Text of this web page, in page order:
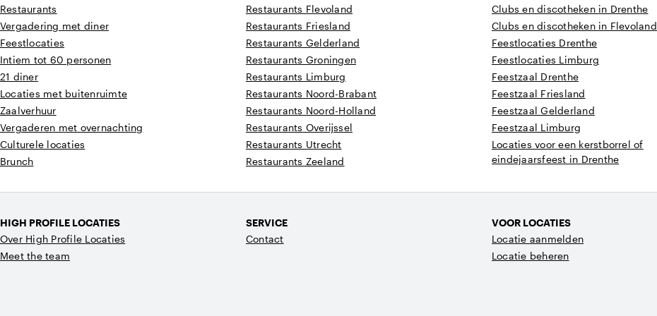
Restaurants
Vergadering met diner
Feestlocaties
Intiem tot 60 personen
21 diner
Locaties met buitenruimte
Zaalverhuur
Vergaderen met overnachting
Culturele locaties
Brunch
Restaurants Flevoland
Restaurants Friesland
Restaurants Gelderland
Restaurants Groningen
Restaurants Limburg
Restaurants Noord-Brabant
Restaurants Noord-Holland
Restaurants Overijssel
Restaurants Utrecht
Restaurants Zeeland
Clubs en discotheken in Drenthe
Clubs en discotheken in Flevoland
Feestlocaties Drenthe
Feestlocaties Limburg
Feestzaal Drenthe
Feestzaal Friesland
Feestzaal Gelderland
Feestzaal Limburg
Locaties voor een kerstborrel of
eindejaarsfeest in Drenthe
HIGH PROFILE LOCATIES
Over High Profile Locaties
Meet the team
SERVICE
Contact
VOOR LOCATIES
Locatie aanmelden
Locatie beheren